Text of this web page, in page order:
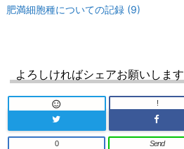
肥満細胞種についての記録 (9)
よろしければシェアお願いします
 !
0 Send